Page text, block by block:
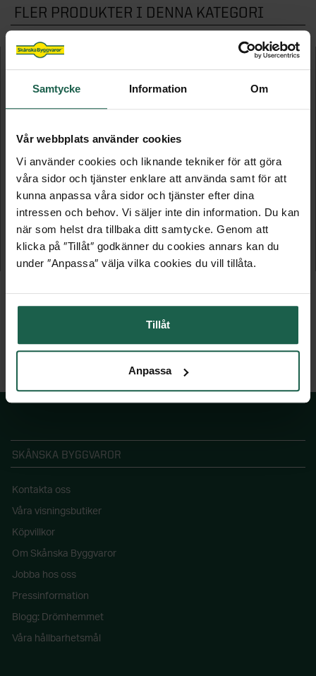
Samtycke Information Om
Vår webbplats använder cookies
Vi använder cookies och liknande tekniker för att göra
våra sidor och tjänster enklare att använda samt för att
kunna anpassa våra sidor och tjänster efter dina
intressen och behov. Vi säljer inte din information. Du kan
när som helst dra tillbaka ditt samtycke. Genom att
klicka på ″Tillåt″ godkänner du cookies annars kan du
under ″Anpassa″ välja vilka cookies du vill tillåta.
Tillåt
Anpassa
FLER PRODUKTER I DENNA KATEGORI
SAUNASWEDEN BASTUARMATUR
Med glaskupa
609 kr
BASTUARMATUR
Med glaskupa
1 069 kr
SKÅNSKA BYGGVAROR
Kontakta oss
Våra visningsbutiker
Köpvillkor
Om Skånska Byggvaror
Jobba hos oss
Pressinformation
Blogg: Drömhemmet
Våra hållbarhetsmål